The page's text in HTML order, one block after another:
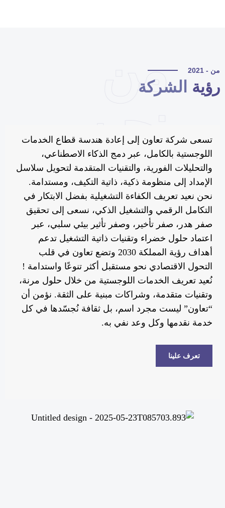
من
نحن
- 2021
الشركة
تسعى شركة تعاون إلى إعادة هندسة قطاع الخدمات
اللوجستية بالكامل، عبر دمج الذكاء الاصطناعي،
والتحليلات الفورية، والتقنيات المتقدمة لتحويل سلاسل
الإمداد إلى منظومة ذكية، ذاتية التكيف، ومستدامة.
نحن نعيد تعريف الكفاءة التشغيلية بفضل الابتكار في
التكامل الرقمي والتشغيل الذكي، نسعى إلى تحقيق
صفر هدر، صفر تأخير، وصفر تأثير بيئي سلبي، عبر
اعتماد حلول خضراء وتقنيات ذاتية التشغيل تدعم
أهداف رؤية المملكة 2030 وتضع تعاون في قلب
التحول الاقتصادي نحو مستقبل أكثر تنوعًا واستدامة !
نُعيد تعريف الخدمات اللوجستية من خلال حلول مرنة،
وتقنيات متقدمة، وشراكات مبنية على الثقة. نؤمن أن
“تعاون” ليست مجرد اسم، بل ثقافة نُجسّدها في كل
خدمة نقدمها وكل وعد نفي به.
تعرف علينا